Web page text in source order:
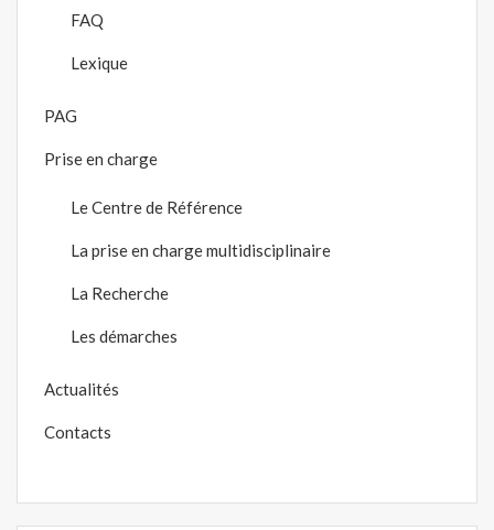
FAQ
Lexique
PAG
Prise en charge
Le Centre de Référence
La prise en charge multidisciplinaire
La Recherche
Les démarches
Actualités
Contacts